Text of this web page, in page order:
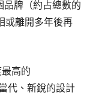
品牌（約占總數的
或離開多年後再
高的
代、新銳的設計